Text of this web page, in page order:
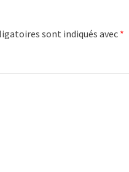
sont indiqués avec *